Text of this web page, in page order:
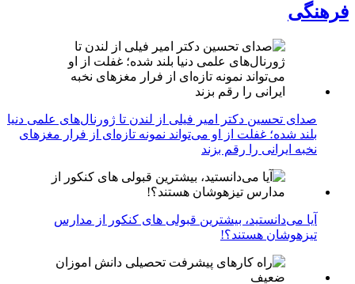
فرهنگی
صدای تحسین دکتر امیر فیلی از لندن تا ژورنال‌های علمی دنیا
بلند شده؛ غفلت از او می‌تواند نمونه تازه‌ای از فرار مغزهای
نخبه ایرانی را رقم بزند
آیا می‌دانستید، بیشترین قبولی های کنکور از مدارس
تیزهوشان هستند؟!